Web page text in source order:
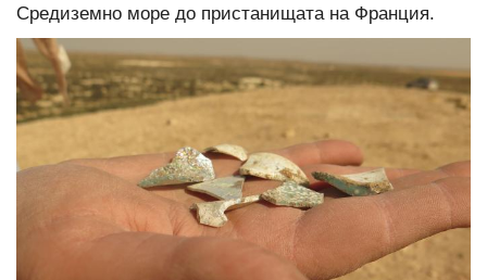
Средиземно море до пристанищата на Франция.